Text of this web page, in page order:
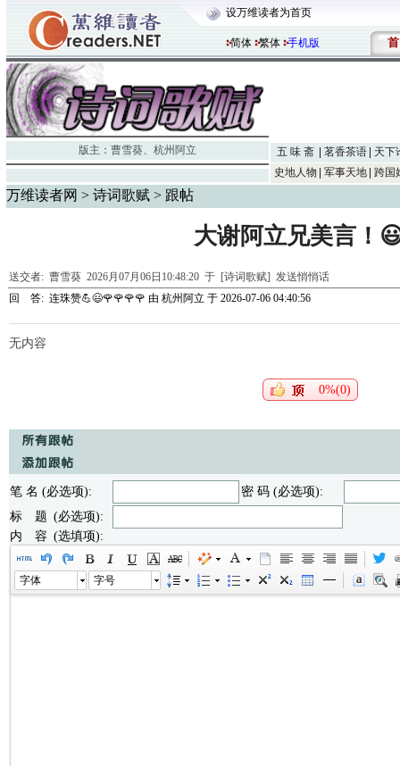
设万维读者为首页
简体 繁体 手机版 首
版主： 曹雪葵、 杭州阿立 五 味 斋 茗香茶语
天下
史地人物
军事天地 跨国
万维读者网 > 诗词歌赋 > 跟帖
大谢阿立兄美言！
送交者: 曹雪葵 2026月07月06日10:48:20 于 [诗词歌赋] 发送悄悄话
回 答: 连珠赞💪😃🌹🌹🌹🌹 由 杭州阿立 于 2026-07-06 04:40:56
无内容
0%(0)
笔 名 (必选项):
密 码 (必选项):
标 题 (必选项):
内 容 (选填项):
字体 字号